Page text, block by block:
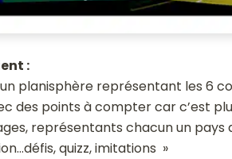
:
un planisphère représentant les 6
des points à compter car c’est
représentants chacun un pays
quizz, imitations »